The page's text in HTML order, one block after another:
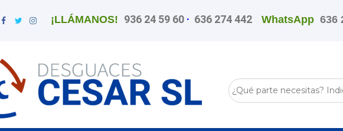
¡LLÁMANOS! 936 24 59 60 · 636 274 442 WhatsApp636